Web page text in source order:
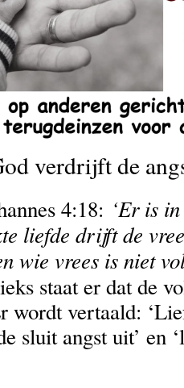
verdrijft de
4:18: ‘Er is
liefde drijft de
wie vrees is niet
staat er dat de
wordt vertaald:
sluit angst uit’ en